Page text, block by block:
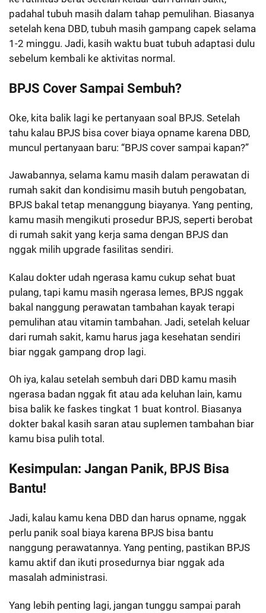
padahal tubuh masih dalam tahap pemulihan. Biasanya
setelah kena DBD, tubuh masih gampang capek selama
1-2 minggu. Jadi, kasih waktu buat tubuh adaptasi dulu
sebelum kembali ke aktivitas normal.
BPJS Cover Sampai Sembuh?
Oke, kita balik lagi ke pertanyaan soal BPJS. Setelah
tahu kalau BPJS bisa cover biaya opname karena DBD,
muncul pertanyaan baru: “BPJS cover sampai kapan?”
Jawabannya, selama kamu masih dalam perawatan di
rumah sakit dan kondisimu masih butuh pengobatan,
BPJS bakal tetap menanggung biayanya. Yang penting,
kamu masih mengikuti prosedur BPJS, seperti berobat
di rumah sakit yang kerja sama dengan BPJS dan
nggak milih upgrade fasilitas sendiri.
Kalau dokter udah ngerasa kamu cukup sehat buat
pulang, tapi kamu masih ngerasa lemes, BPJS nggak
bakal nanggung perawatan tambahan kayak terapi
pemulihan atau vitamin tambahan. Jadi, setelah keluar
dari rumah sakit, kamu harus jaga kesehatan sendiri
biar nggak gampang drop lagi.
Oh iya, kalau setelah sembuh dari DBD kamu masih
ngerasa badan nggak fit atau ada keluhan lain, kamu
bisa balik ke faskes tingkat 1 buat kontrol. Biasanya
dokter bakal kasih saran atau suplemen tambahan biar
kamu bisa pulih total.
Kesimpulan: Jangan Panik, BPJS Bisa
Bantu!
Jadi, kalau kamu kena DBD dan harus opname, nggak
perlu panik soal biaya karena BPJS bisa bantu
nanggung perawatannya. Yang penting, pastikan BPJS
kamu aktif dan ikuti prosedurnya biar nggak ada
masalah administrasi.
Yang lebih penting lagi, jangan tunggu sampai parah